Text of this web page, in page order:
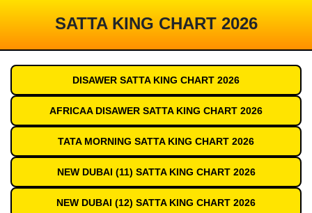
SATTA KING CHART 2026
DISAWER SATTA KING CHART 2026
AFRICAA DISAWER SATTA KING CHART 2026
TATA MORNING SATTA KING CHART 2026
NEW DUBAI (11) SATTA KING CHART 2026
NEW DUBAI (12) SATTA KING CHART 2026